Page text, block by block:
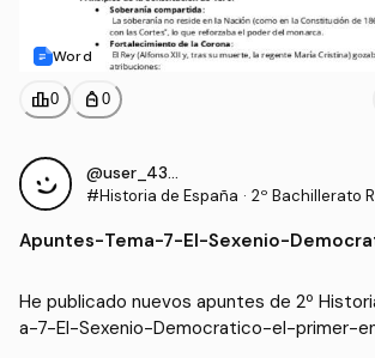
Word
leaderboard0 personal_bag 0
@user_4337977
#Historia de España · 2º Bachillerato
Apuntes-Tema-7-El-Sexenio-
He publicado nuevos apuntes de 2º
a-7-El-Sexenio-Democratico-el-primer-